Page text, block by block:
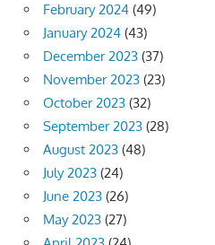
February 2024 (49)
January 2024 (43)
December 2023 (37)
November 2023 (23)
October 2023 (32)
September 2023 (28)
August 2023 (48)
July 2023 (24)
June 2023 (26)
May 2023 (27)